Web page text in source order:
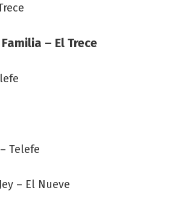
– El Trece
Telefe
– El Nueve